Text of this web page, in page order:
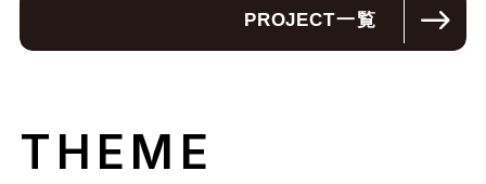
PROJECT一覧
THEME